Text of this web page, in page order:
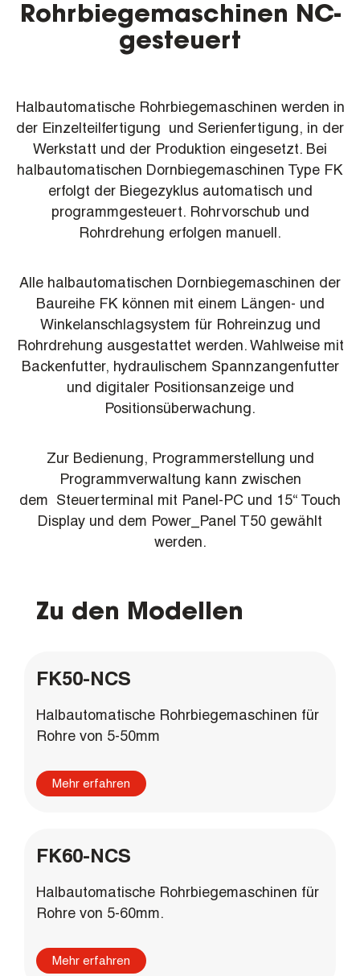
Rohrbiegemaschinen NC-
gesteuert
Halbautomatische Rohrbiegemaschinen werden in
der Einzelteilfertigung und Serienfertigung, in der
Werkstatt und der Produktion eingesetzt. Bei
halbautomatischen Dornbiegemaschinen Type FK
erfolgt der Biegezyklus automatisch und
programmgesteuert. Rohrvorschub und
Rohrdrehung erfolgen manuell.
Alle halbautomatischen Dornbiegemaschinen der
Baureihe FK können mit einem Längen- und
Winkelanschlagsystem für Rohreinzug und
Rohrdrehung ausgestattet werden. Wahlweise mit
Backenfutter, hydraulischem Spannzangenfutter
und digitaler Positionsanzeige und
Positionsüberwachung.
Zur Bedienung, Programmerstellung und
Programmverwaltung kann zwischen
dem Steuerterminal mit Panel-PC und 15“ Touch
Display und dem Power_Panel T50 gewählt
werden.
Zu den Modellen
FK50-NCS
Halbautomatische Rohrbiegemaschinen für
Rohre von 5-50mm
Mehr erfahren
FK60-NCS
Halbautomatische Rohrbiegemaschinen für
Rohre von 5-60mm.
Mehr erfahren